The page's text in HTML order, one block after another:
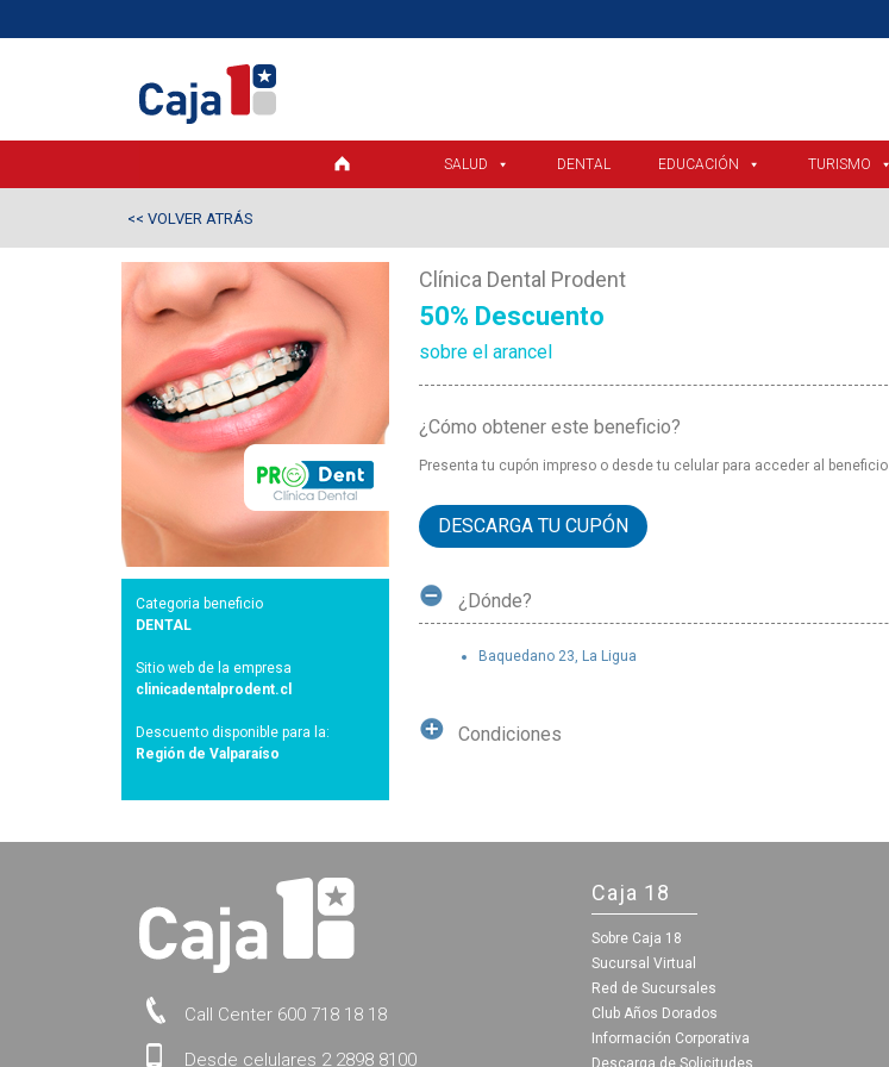
SALUD DENTAL EDUCACIÓN TURISMO
<< VOLVER ATRÁS
Categoria beneficio
DENTAL
Sitio web de la empresa
clinicadentalprodent.cl
Descuento disponible para la:
Región de Valparaíso
Clínica Dental Prodent
50% Descuento
sobre el arancel
¿Cómo obtener este beneficio?
Presenta tu cupón impreso o desde tu celular para acceder al beneficio
DESCARGA TU CUPÓN
¿Dónde?
Baquedano 23, La Ligua
Condiciones
Call Center 600 718 18 18
Desde celulares 2 2898 8100
Caja 18
Sobre Caja 18
Sucursal Virtual
Red de Sucursales
Club Años Dorados
Información Corporativa
Descarga de Solicitudes